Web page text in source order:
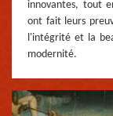
innovantes, tout
ont fait leurs
l'intégrité et la
modernité.